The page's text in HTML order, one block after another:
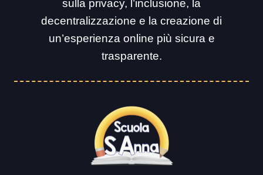
sulla privacy, l’inclusione, la
decentralizzazione e la creazione di
un’esperienza online più sicura e
trasparente.